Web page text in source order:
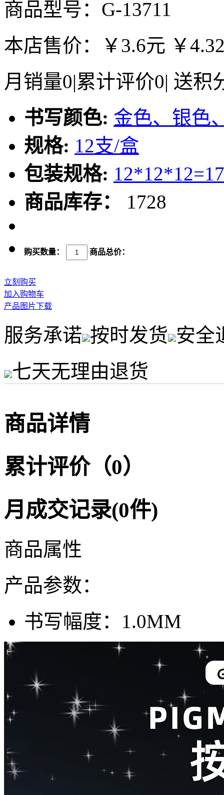
商品型号：G-13711
本店售价：
￥3.6元 ￥
月销量0|累计评价0| 送积
书写颜色: 金色、银色
规格: 12支/盒
包装规格:
商品库存：
1728
购买数量： 商品总价：
立刻购买
加入购物车
产品图片下载
服务承诺 按时发货 安全
七天无理由退货
商品详情
累计评价（0）
月成交记录(0件)
商品属性
产品参数：
书写幅度： 1.0MM